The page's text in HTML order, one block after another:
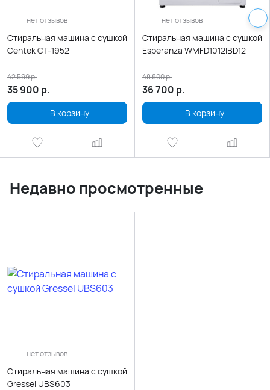
нет отзывов
Стиральная машина с сушкой
Centek CT-1952
35 900 р.
42 599р.
В корзину
нет отзывов
Стиральная машина с сушкой
Esperanza WMFD1012IBD12
36 700 р.
48 800р.
В корзину
Недавно просмотренные
нет отзывов
Стиральная машина с сушкой
Gressel UBS603